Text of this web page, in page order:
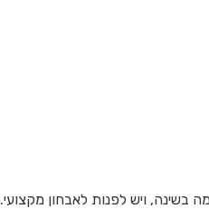
בשינה, ויש לפנות לאבחון מקצועי.